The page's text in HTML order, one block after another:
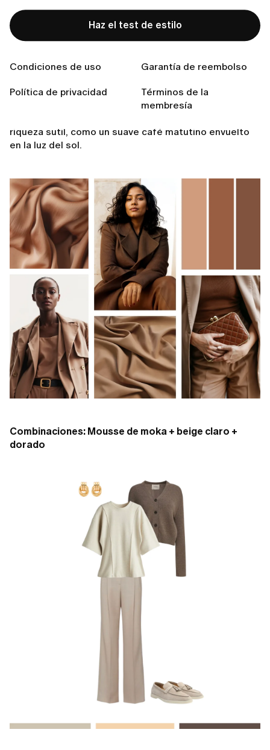
Haz el test de estilo
Condiciones de uso Garantía de reembolso
Política de privacidad
Términos de la
membresía
El otoño no se limita solo a los neutros oscuros. Es
una temporada de calidez, profundidad y sorpresas
Un marrón suave y cálido que se siente equilibrado y, a
riqueza sutil, como un suave café matutino envuelto
en la luz del sol.
Combinaciones: Mousse de moka + beige claro +
dorado